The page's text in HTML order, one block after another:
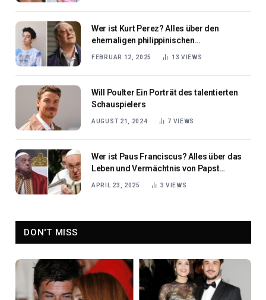
Wer ist Kurt Perez? Alles über den
ehemaligen philippinischen
Kinderschauspieler
FEBRUAR 12, 2025 13VIEWS
Will Poulter Ein Porträt des talentierten
Schauspielers
AUGUST 21, 2024 7 VIEWS
Wer ist Paus Franciscus? Alles über das
Leben und Vermächtnis von Papst
APRIL 23, 2025 3 VIEWS
DON'T MISS